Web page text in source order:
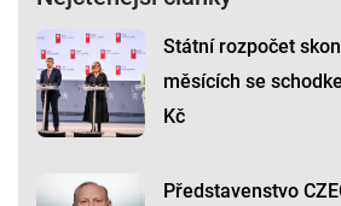
Státní rozpočet
měsících se
Kč
Představenstvo